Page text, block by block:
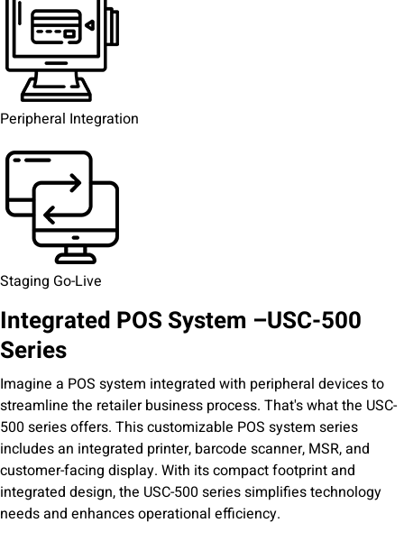
Peripheral Integration
Staging Go-Live
Integrated POS System –USC-500
Series
Imagine a POS system integrated with peripheral devices to
streamline the retailer business process. That's what the USC-
500 series offers. This customizable POS system series
includes an integrated printer, barcode scanner, MSR, and
customer-facing display. With its compact footprint and
integrated design, the USC-500 series simplifies technology
needs and enhances operational efficiency.